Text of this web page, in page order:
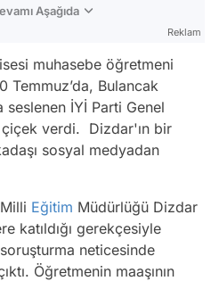
Aşağıda
Reklam
muhasebe öğretmeni
Temmuz’da, Bulancak
İYİ Parti Genel
çiçek verdi. Dizdar'ın bir
sosyal medyadan
Eğitim Müdürlüğü Dizdar
katıldığı gerekçesiyle
neticesinde
Öğretmenin maaşının